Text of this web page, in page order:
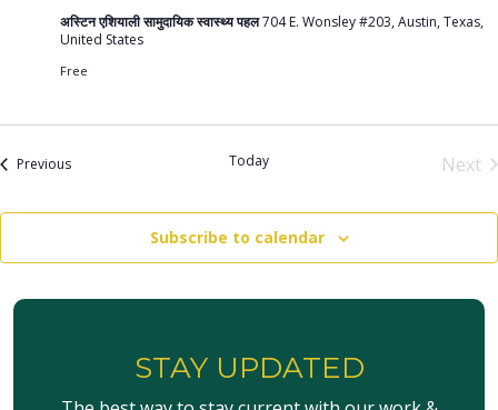
अस्टिन एशियाली सामुदायिक स्वास्थ्य पहल704 E. Wonsley #203, Austin, Texas,
United States
Free
PreviousEvents Today
Next
Subscribe to calendar
STAY UPDATED